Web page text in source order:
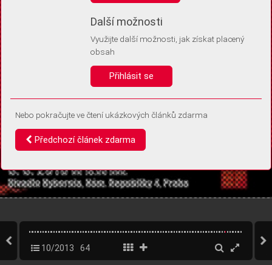
Identifikátor je zcela anonymní.
Vaše souhlasy a odmítnutí si ukládáme do vašeho zařízení, abychom se
vás už příště znovu neptali. Můžete je kdykoli později upravit ve Správě
10/2013 64
Další možnosti
Využijte další možnosti, jak získat placený
obsah
Přihlásit se
Nebo pokračujte ve čtení ukázkových článků zdarma
Předchozí článek zdarma